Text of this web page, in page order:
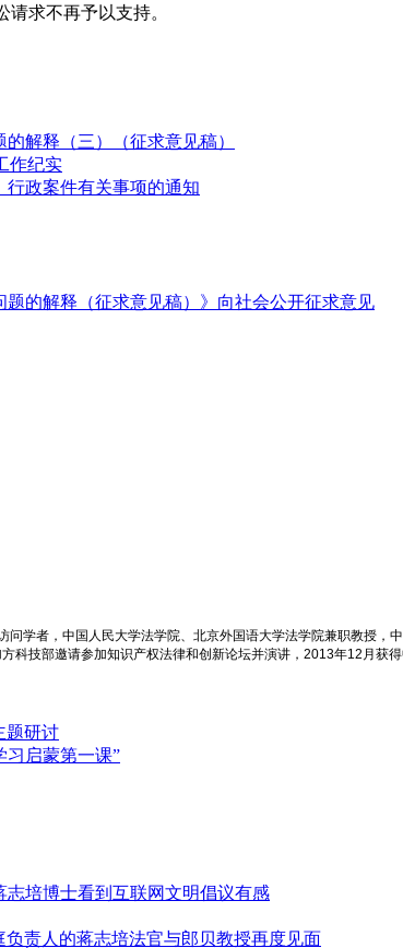
求不再予以支持。
解释（三）（征求意见稿）
作纪实
政案件有关事项的通知
的解释（征求意见稿）》向社会公开征求意见
学者，中国人民大学法学院、北京外国语大学法学院兼职教授
技部邀请参加知识产权法律和创新论坛并演讲，2013年12月获得
题研讨
习启蒙第一课”
志培博士看到互联网文明倡议有感
责人的蒋志培法官与郎贝教授再度见面